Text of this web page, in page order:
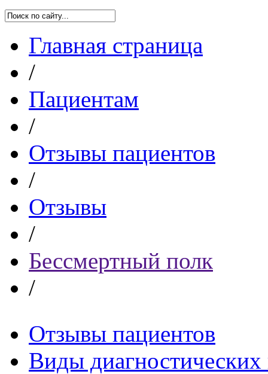
Главная страница
/
Пациентам
/
Отзывы пациентов
/
Отзывы
/
Бессмертный полк
/
Отзывы пациентов
Виды диагностических